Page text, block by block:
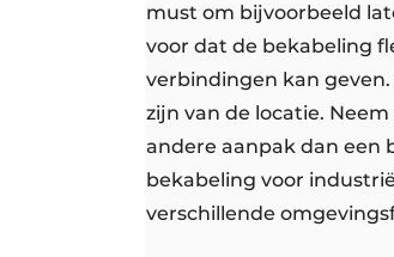
must om bijvoorbeeld
voor dat de bekabeling
verbindingen kan
zijn van de locatie.
andere aanpak dan een
bekabeling voor
verschillende